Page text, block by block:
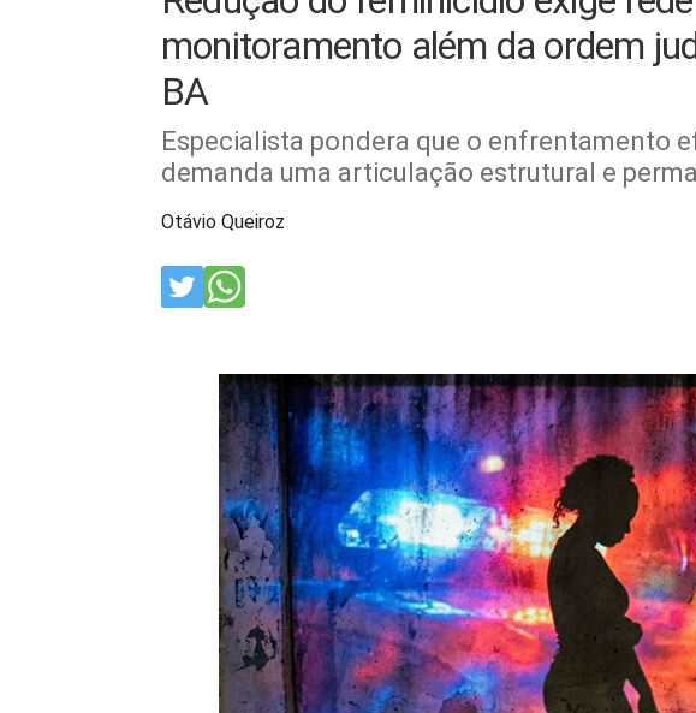
monitoramento além da ordem
BA
Especialista pondera que o enfrentamento
demanda uma articulação estrutural e
Otávio Queiroz